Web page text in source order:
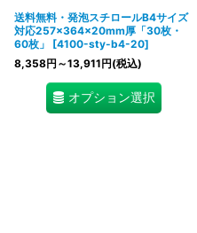
送料無料・発泡スチロールB4サイズ
対応257×364×20mm厚「30枚・
60枚」
[4100-sty-b4-20]
8,358円 ～13,911円(税込)
オプション選択